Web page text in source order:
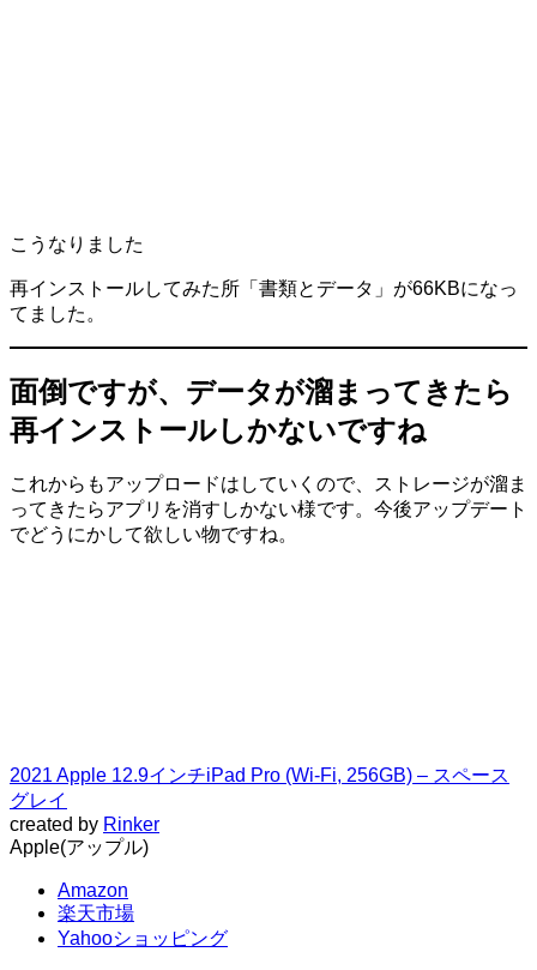
こうなりました
再インストールしてみた所「書類とデータ」が66KBになっ
てました。
面倒ですが、データが溜まってきたら
再インストールしかないですね
これからもアップロードはしていくので、ストレージが溜ま
ってきたらアプリを消すしかない様です。今後アップデート
でどうにかして欲しい物ですね。
2021 Apple 12.9インチiPad Pro (Wi-Fi, 256GB) – スペース
グレイ
created by Rinker
Apple(アップル)
Amazon
楽天市場
Yahooショッピング